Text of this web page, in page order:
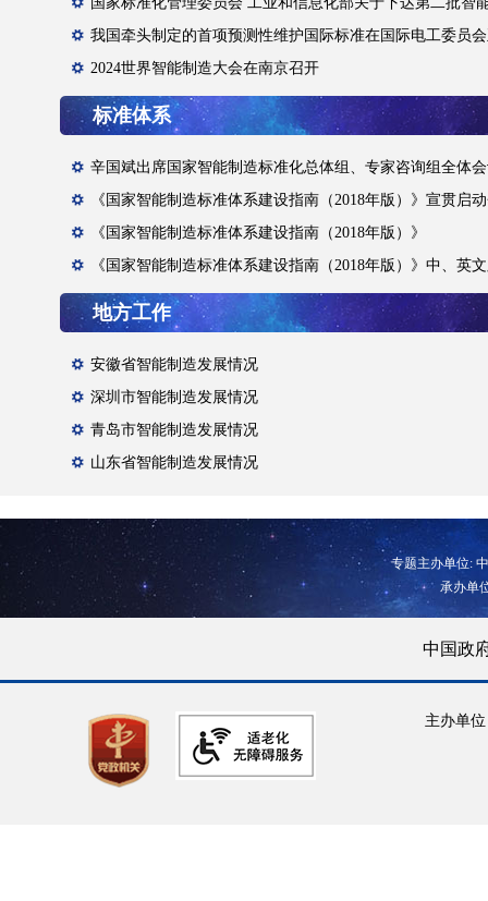
2024世界智能制造大会在南京召开
标准体系
《国家智能制造标准体系建设指南（2018年版）》
地方工作
安徽省智能制造发展情况
深圳市智能制造发展情况
青岛市智能制造发展情况
山东省智能制造发展情况
专题主办单位:
承办单
中国政
主办单